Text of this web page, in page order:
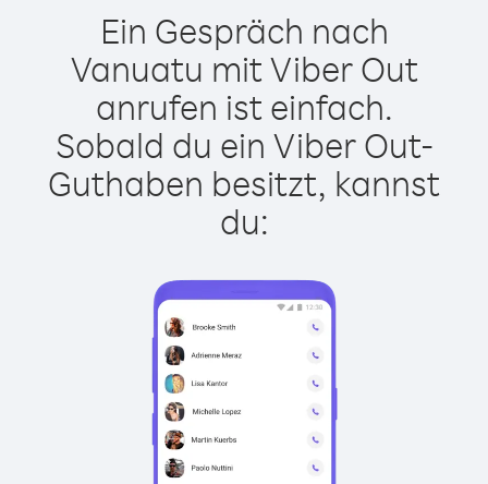
Ein Gespräch nach
Vanuatu mit Viber Out
anrufen ist einfach.
Sobald du ein Viber Out-
Guthaben besitzt, kannst
du: